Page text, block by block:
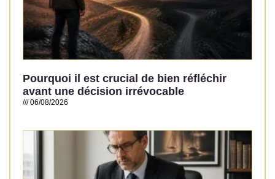
Pourquoi il est crucial de bien réfléchir
avant une décision irrévocable
06/08/2026